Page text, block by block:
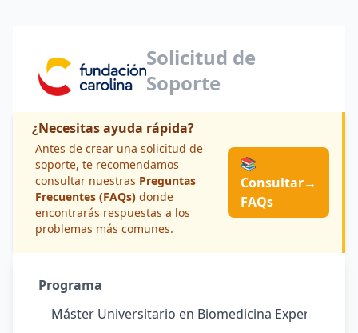
Solicitud de
Soporte
¿Necesitas ayuda rápida?
Antes de crear una solicitud de
soporte, te recomendamos
consultar nuestras Preguntas
Frecuentes (FAQs) donde
encontrarás respuestas a los
problemas más comunes.
📚
Consultar
FAQs
→
Programa